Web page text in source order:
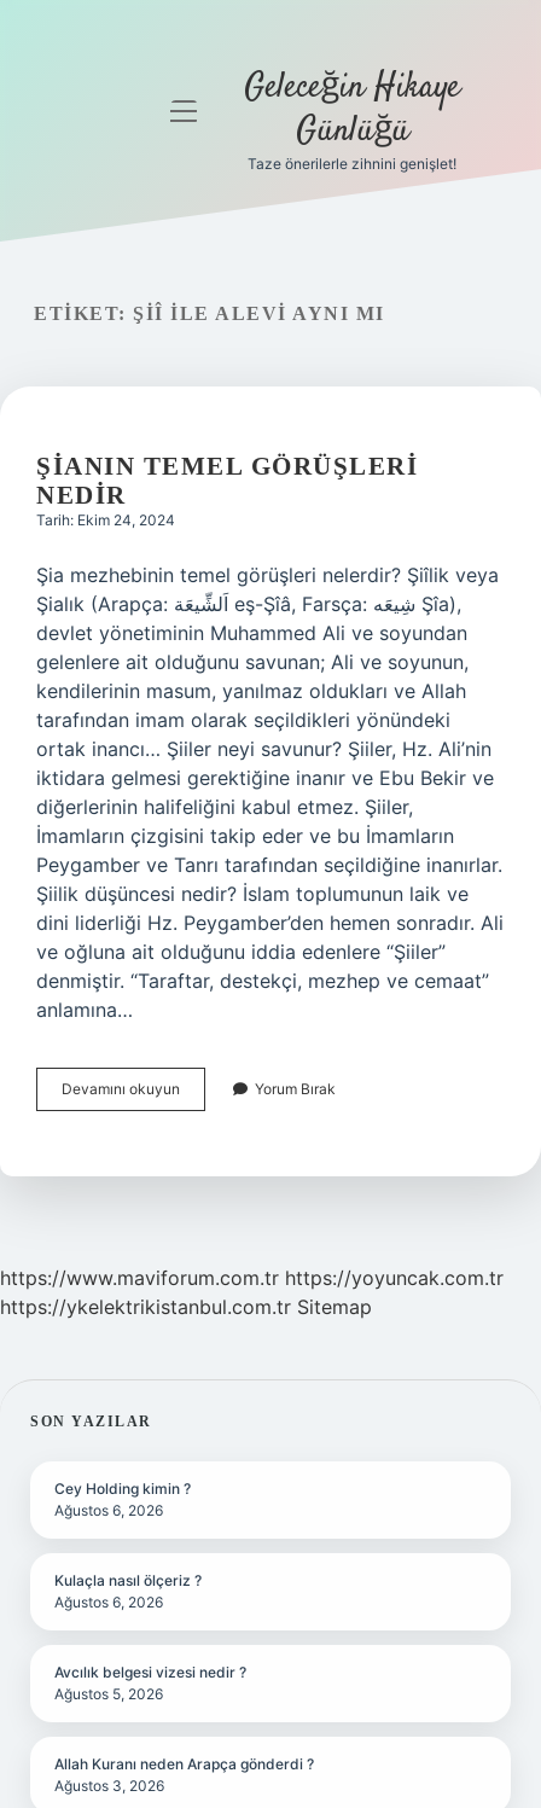
Gizlilik
Yasal Uyarı
Hakkımızda
menüyü Geleceğin Hikaye
Günlüğü
Taze önerilerle zihnini genişlet!
ETIKET: ŞIÎ ILE ALEVI AYNI MI
ŞIANIN TEMEL GÖRÜŞLERI
NEDIR
Tarih: Ekim 24, 2024
Şia mezhebinin temel görüşleri nelerdir? Şiîlik veya
Şialık (Arapça: اَلشِّيعَة eş-Şîâ, Farsça: شِیعَه Şîa),
devlet yönetiminin Muhammed Ali ve soyundan
gelenlere ait olduğunu savunan; Ali ve soyunun,
kendilerinin masum, yanılmaz oldukları ve Allah
tarafından imam olarak seçildikleri yönündeki
ortak inancı… Şiiler neyi savunur? Şiiler, Hz. Ali’nin
iktidara gelmesi gerektiğine inanır ve Ebu Bekir ve
diğerlerinin halifeliğini kabul etmez. Şiiler,
İmamların çizgisini takip eder ve bu İmamların
Peygamber ve Tanrı tarafından seçildiğine inanırlar.
Şiilik düşüncesi nedir? İslam toplumunun laik ve
dini liderliği Hz. Peygamber’den hemen sonradır. Ali
ve oğluna ait olduğunu iddia edenlere “Şiiler”
denmiştir. “Taraftar, destekçi, mezhep ve cemaat”
anlamına…
Devamını okuyun
Temel
Yorum Bırak
https://www.maviforum.com.tr https://yoyuncak.com.tr
https://ykelektrikistanbul.com.tr Sitemap
SIDEBAR
SON YAZILAR
Cey Holding kimin ?
Ağustos 6, 2026
Kulaçla nasıl ölçeriz ?
Ağustos 6, 2026
Avcılık belgesi vizesi nedir ?
Ağustos 5, 2026
Allah Kuranı neden Arapça gönderdi ?
Ağustos 3, 2026